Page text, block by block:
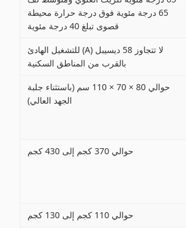
65 درجة مئوية فوق درجة حرارة محيطة
قصوى تبلغ 40 درجة مئوية
لا تتجاوز 58 ديسيبل (A) للتشغيل الهادئ
بالقرب من المناطق السكنية
حوالي 80 × 70 × 110 سم (باستثناء جلبة
الجهد العالي)
حوالي 370 كجم إلى 430 كجم
حوالي 110 كجم إلى 130 كجم